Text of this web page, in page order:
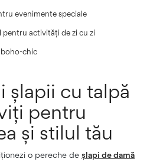
evenimente speciale
activități de zi cu zi
chic
șlapii cu talpă
pentru
și stilul tău
o pereche de șlapi de damă